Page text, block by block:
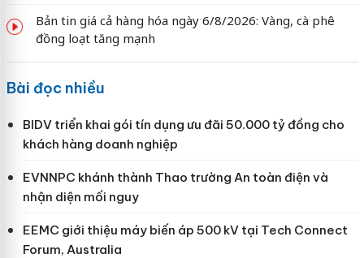
Bản tin giá cả hàng hóa ngày 6/8/2026: Vàng, cà phê
đồng loạt tăng mạnh
Bài đọc nhiều
BIDV triển khai gói tín dụng ưu đãi 50.000 tỷ đồng cho
khách hàng doanh nghiệp
EVNNPC khánh thành Thao trường An toàn điện và
nhận diện mối nguy
EEMC giới thiệu máy biến áp 500 kV tại Tech Connect
Forum, Australia